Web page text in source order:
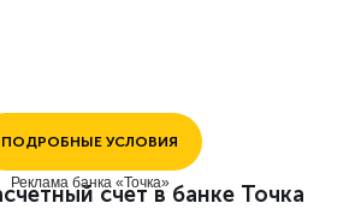
Выгодное внесение наличных
ПОДРОБНЫЕ УСЛОВИЯ
Реклама банка «Точка»счет в банке Точка